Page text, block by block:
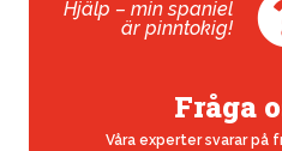
Hjälp – min spaniel
är pinntokig!
Fråga
Våra experter svarar på